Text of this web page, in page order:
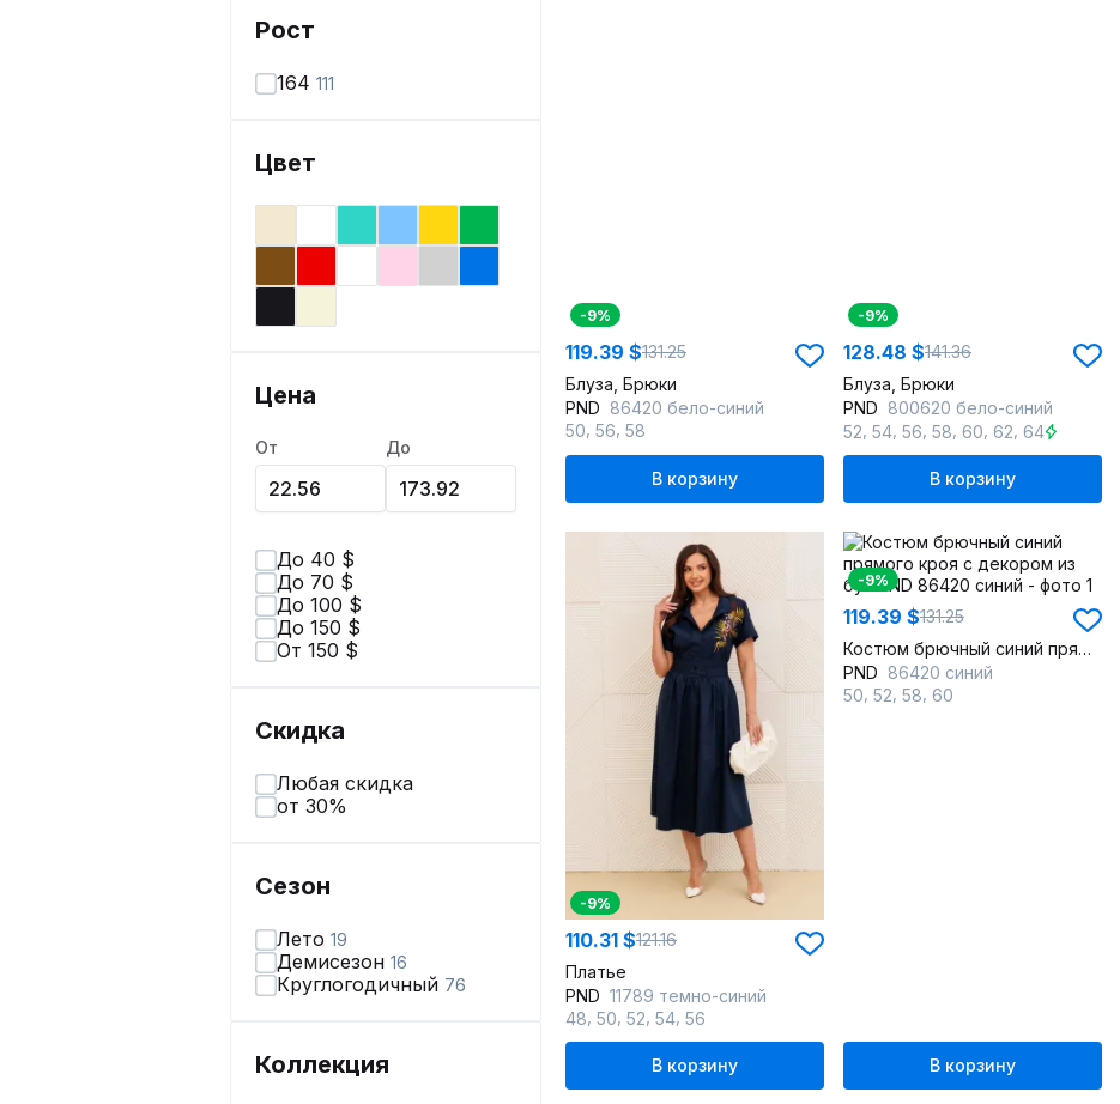
Рост
164 111
Цвет
Цена
От До
До 40 $
До 70 $
До 100 $
До 150 $
От 150 $
Скидка
Любая скидка
от 30%
Сезон
Лето 19
Демисезон 16
Круглогодичный 76
Коллекция
-9%
119.39 $131.25
Блуза, Брюки
PND 86420 бело-синий
50 56 58
В корзину
-9%
128.48 $141.36
Блуза, Брюки
PND 800620 бело-синий
52 54 56 58 60 62 64
В корзину
-9%
110.31 $121.16
Платье
PND 11789 темно-синий
48 50 52 54 56
В корзину
-9%
119.39 $131.25
Костюм брючный синий прямого кроя с декором из бус
PND 86420 синий
50 52 58 60
В корзину